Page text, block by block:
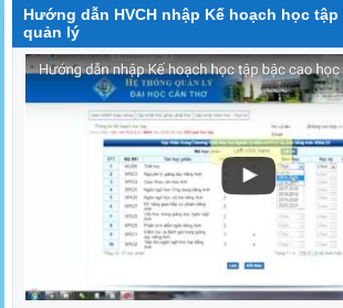
Hướng dẫn HVCH nhập Kế hoạch học
quản lý